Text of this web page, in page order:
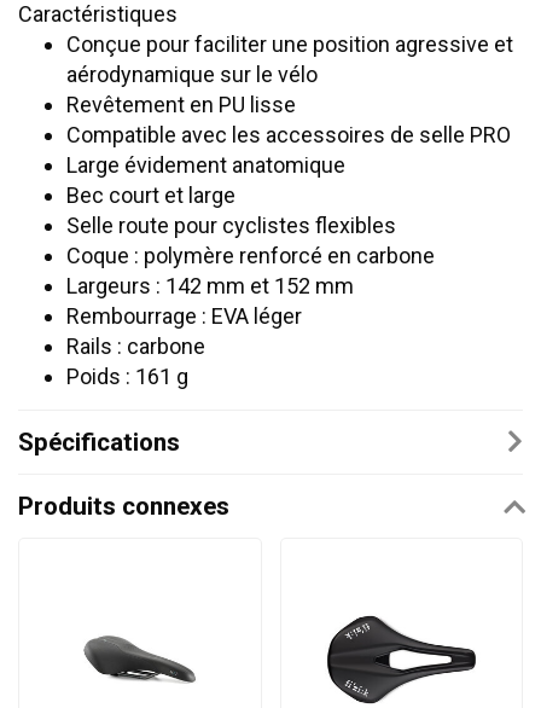
Caractéristiques
Conçue pour faciliter une position agressive et
aérodynamique sur le vélo
Revêtement en PU lisse
Compatible avec les accessoires de selle PRO
Large évidement anatomique
Bec court et large
Selle route pour cyclistes flexibles
Coque : polymère renforcé en carbone
Largeurs : 142 mm et 152 mm
Rembourrage : EVA léger
Rails : carbone
Poids : 161 g
Spécifications
Produits connexes